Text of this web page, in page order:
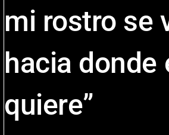
mi rostro se
hacia donde
quiere”